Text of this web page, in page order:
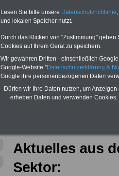
Ihr
den Fall der
Leben
Aktuelles aus
Sektor:
Lesen Sie bitte unsere Datenschutzrichtlinie
und lokalen Speicher nutzt.
Durch das Klicken von "Zustimmung"
Cookies auf Ihrem Gerät zu speichern.
Wir gewähren Dritten - einschließlich
Google-Website "Datenschutzerklärung &
Google ihre personenbezogenen Daten
Dürfen wir Ihre Daten nutzen, um
erheben Daten und verwenden